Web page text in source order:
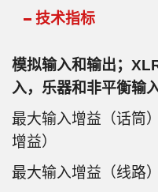
技术指标
模拟输入和输出；
入，乐器和非平衡输
最大输入增益（话筒
增益）
最大输入增益（线路